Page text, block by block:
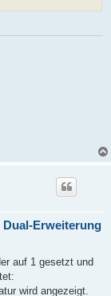
Erweiterung
auf 1 gesetzt und
wird angezeigt.